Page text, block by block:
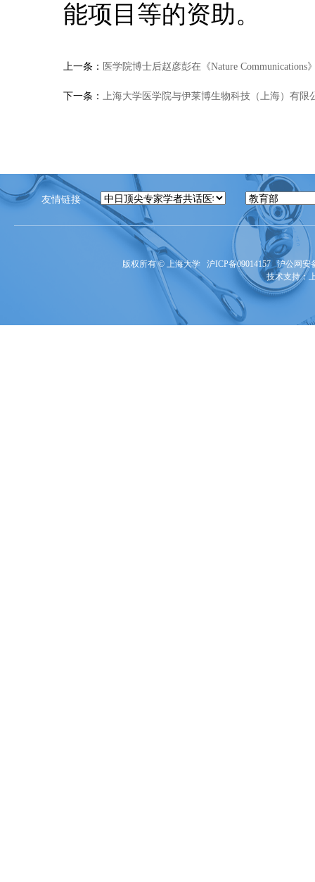
能项目等的资助。
上一条： 医学院博士后赵彦彭在《Nature Communications
下一条： 上海大学医学院与伊莱博生物科技（上海）有限
友情链接
版权所有 © 上海大学 沪ICP备09014157 沪公网安
技术支持：